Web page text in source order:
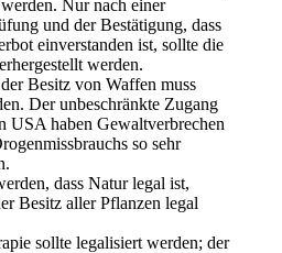
Nur nach einer
und der Bestätigung, dass
einverstanden ist, sollte die
werden.
Besitz von Waffen muss
Der unbeschränkte Zugang
USA haben Gewaltverbrechen
so sehr
dass Natur legal ist,
Besitz aller Pflanzen legal
sollte legalisiert werden; der